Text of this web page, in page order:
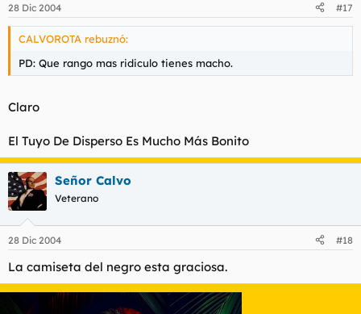
28 Dic 2004 #17
CALVOROTA rebuznó:
PD: Que rango mas ridiculo tienes macho.
Claro
El Tuyo De Disperso Es Mucho Más Bonito
Señor Calvo
Veterano
28 Dic 2004 #18
La camiseta del negro esta graciosa.